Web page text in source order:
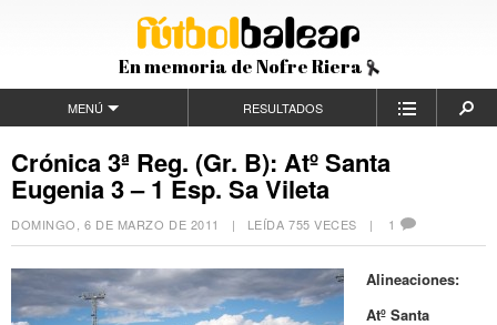
En memoria de Nofre Riera
MENÚ RESULTADOS
Crónica 3ª Reg. (Gr. B): Atº Santa
Eugenia 3 – 1 Esp. Sa Vileta
DOMINGO, 6 DE MARZO DE 2011 | LEÍDA 755 VECES | 1
Alineaciones:
Atº Santa